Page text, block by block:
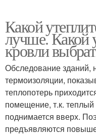
мансардному
утеплителю
Минеральные
утеплители
Какой
лучше. Какой
кровли
Обследование
термоизоляции,
теплопотерь
помещение, т.к. теплый
поднимается вверх.
предъявляются